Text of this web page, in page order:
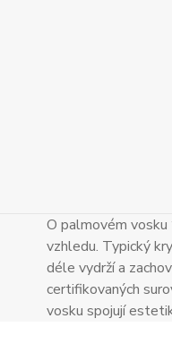
O palmovém
vzhledu. Typický
déle vydrží a
certifikovaných
vosku spojují